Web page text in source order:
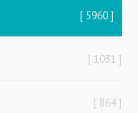
5960
1031
864